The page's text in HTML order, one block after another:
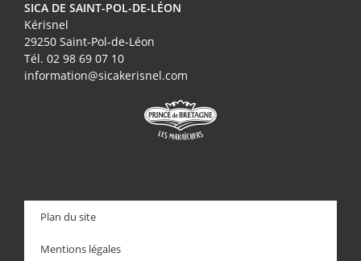
SICA DE SAINT-POL-DE-LÉON
Kérisnel
29250 Saint-Pol-de-Léon
Tél. 02 98 69 07 10
information@sicakerisnel.com
Plan du site
Mentions légales